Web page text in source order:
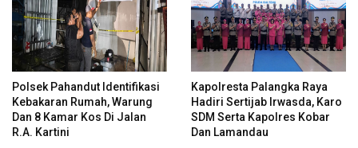
Polsek Pahandut Identifikasi
Kebakaran Rumah, Warung
Dan 8 Kamar Kos Di Jalan
R.A. Kartini
Kapolresta Palangka Raya
Hadiri Sertijab Irwasda, Karo
SDM Serta Kapolres Kobar
Dan Lamandau